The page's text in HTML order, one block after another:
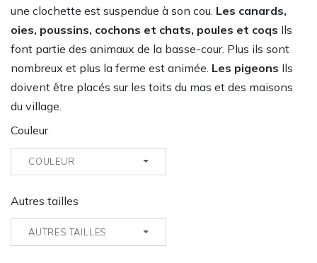
une clochette est suspendue à son cou. Les canards,
oies, poussins, cochons et chats, poules et coqs Ils
font partie des animaux de la basse-cour. Plus ils sont
nombreux et plus la ferme est animée. Les pigeons Ils
doivent être placés sur les toits du mas et des maisons
du village.
Couleur
COULEUR
Autres tailles
AUTRES TAILLES